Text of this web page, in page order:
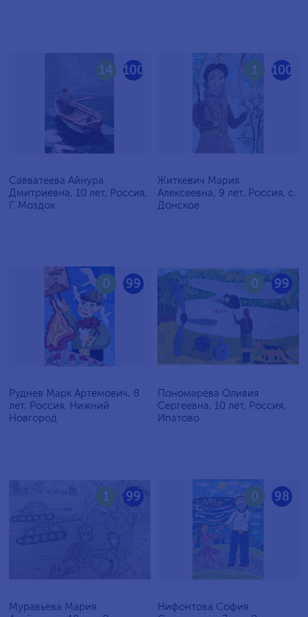
100
14
Савватеева Айнура
Дмитриевна, 10 лет, Россия,
Г. Моздок
100
1
Житкевич Мария
Алексеевна, 9 лет, Россия, c.
Донское
99
0
Руднев Марк Артемович, 8
лет, Россия, Нижний
Новгород
99
0
Пономарёва Оливия
Сергеевна, 10 лет, Россия,
Ипатово
99
1
Муравьёва Мария
98
0
Нифонтова София